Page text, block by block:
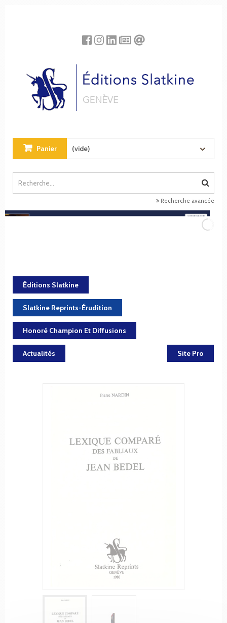
Panier (vide)
Recherche avancée
Éditions Slatkine
Slatkine Reprints-Érudition
Honoré Champion Et Diffusions
Actualités Site Pro